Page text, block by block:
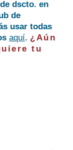
dscto. en
de
usar todas
aquí. ¿Aún
tu